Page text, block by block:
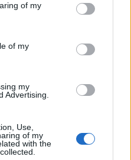
of my
of my
my
Advertising.
Use,
of my
with the
ενταχθεί τα